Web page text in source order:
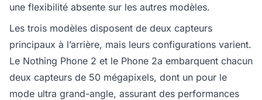
une flexibilité absente sur les autres modèles.
Les trois modèles disposent de deux capteurs
principaux à l’arrière, mais leurs configurations varient.
Le Nothing Phone 2 et le Phone 2a embarquent chacun
deux capteurs de 50 mégapixels, dont un pour le
mode ultra grand-angle, assurant des performances